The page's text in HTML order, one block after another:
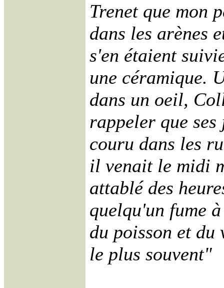
Trenet que mon
dans les arènes
s'en étaient
une céramique.
dans un oeil,
rappeler que ses
couru dans les
il venait le midi
attablé des
quelqu'un fume
du poisson et
le plus souvent"